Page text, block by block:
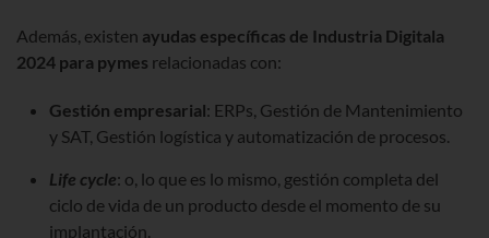
Además, existen ayudas específicas de Industria Digitala
2024 para pymes relacionadas con:
Gestión empresarial: ERPs, Gestión de Mantenimiento
y SAT, Gestión logística y automatización de procesos.
Life cycle: o, lo que es lo mismo, gestión completa del
ciclo de vida de un producto desde el momento de su
implantación.